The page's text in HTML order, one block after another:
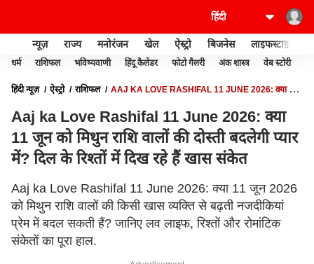
न्यूज़ राज्य मनोरंजन खेल ऐस्ट्रो बिजनेस लाइफस्टाइल
धर्म राशिफल भविष्यवाणी हिंदू कैलेंडर फोटो गैलरी अंक शास्त्र वेब स्टोरी
हिंदी न्यूज़ ऐस्ट्रो राशिफल
AAJ KA LOVE RASHIFAL 11 JUNE 2026: क्या 11
Aaj ka Love Rashifal 11 June 2026: क्या
11 जून को मिथुन राशि वालों की दोस्ती बदलेगी प्यार
में? दिल के रिश्तों में दिख रहे हैं खास संकेत
Aaj ka Love Rashifal 11 June 2026: क्या 11 जून 2026
को मिथुन राशि वालों की किसी खास व्यक्ति से बढ़ती नजदीकियां
प्रेम में बदल सकती हैं? जानिए लव लाइफ, रिश्तों और रोमांटिक
संकेतों का पूरा हाल.